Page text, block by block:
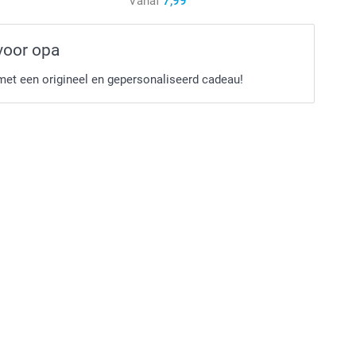
beschikbaarheid
opa
een origineel en gepersonaliseerd cadeau!